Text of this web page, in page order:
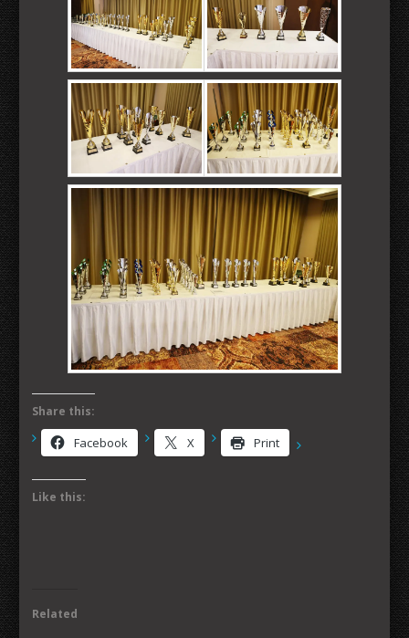
Share this:
Facebook X Print
Like this:
Related